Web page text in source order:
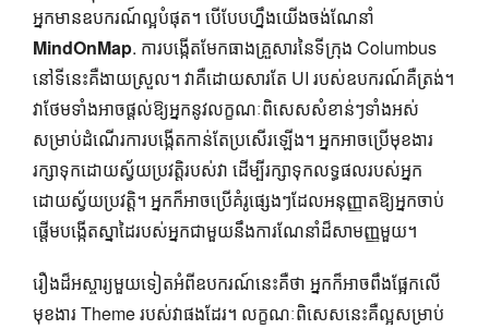
អ្នកមានឧបករណ៍ល្អបំផុត។ បើ​បែប​ហ្នឹង​យើង​ចង់​ណែនាំ
MindOnMap. ការបង្កើតមែកធាងគ្រួសារនៃទីក្រុង Columbus
នៅទីនេះគឺងាយស្រួល។ វាគឺដោយសារតែ UI របស់ឧបករណ៍គឺត្រង់។
វាថែមទាំងអាចផ្តល់ឱ្យអ្នកនូវលក្ខណៈពិសេសសំខាន់ៗទាំងអស់
សម្រាប់ដំណើរការបង្កើតកាន់តែប្រសើរឡើង។ អ្នកអាចប្រើមុខងារ
រក្សាទុកដោយស្វ័យប្រវត្តិរបស់វា ដើម្បីរក្សាទុកលទ្ធផលរបស់អ្នក
ដោយស្វ័យប្រវត្តិ។ អ្នកក៏អាចប្រើគំរូផ្សេងៗដែលអនុញ្ញាតឱ្យអ្នកចាប់
ផ្តើមបង្កើតស្នាដៃរបស់អ្នកជាមួយនឹងការណែនាំដ៏សាមញ្ញមួយ។
រឿងដ៏អស្ចារ្យមួយទៀតអំពីឧបករណ៍នេះគឺថា អ្នកក៏អាចពឹងផ្អែកលើ
មុខងារ Theme របស់វាផងដែរ។ លក្ខណៈពិសេសនេះគឺល្អសម្រាប់